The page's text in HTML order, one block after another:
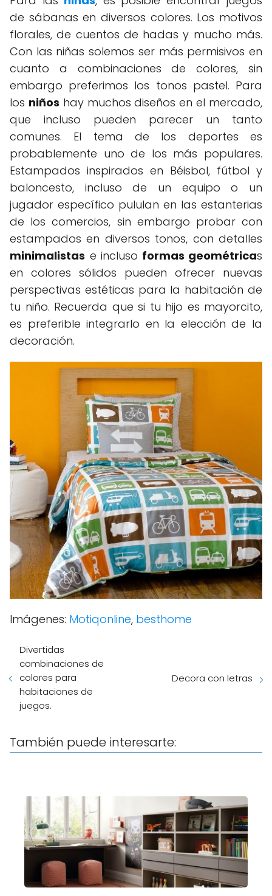
de sábanas en diversos colores. Los motivos
florales, de cuentos de hadas y mucho más.
Con las niñas solemos ser más permisivos en
cuanto a combinaciones de colores, sin
embargo preferimos los tonos pastel. Para
los niños hay muchos diseños en el mercado,
que incluso pueden parecer un tanto
comunes. El tema de los deportes es
probablemente uno de los más populares.
Estampados inspirados en Béisbol, fútbol y
baloncesto, incluso de un equipo o un
jugador específico pululan en las estanterias
de los comercios, sin embargo probar con
estampados en diversos tonos, con detalles
minimalistas e incluso formas geométricas
en colores sólidos pueden ofrecer nuevas
perspectivas estéticas para la habitación de
tu niño. Recuerda que si tu hijo es mayorcito,
es preferible integrarlo en la elección de la
decoración.
Imágenes: Motiqonline, besthome
Divertidas
combinaciones de
colores para
habitaciones de
juegos.
Decora con letras
También puede interesarte: